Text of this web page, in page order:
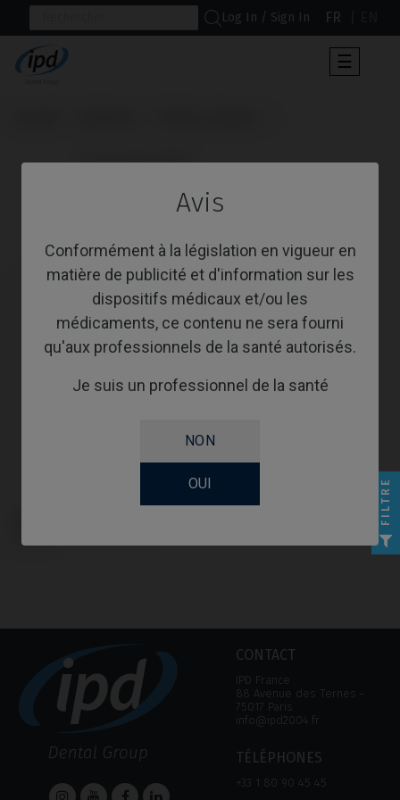
Avis
Conformément à la législation en vigueur en
matière de publicité et d'information sur les
dispositifs médicaux et/ou les
médicaments, ce contenu ne sera fourni
qu'aux professionnels de la santé autorisés.
Je suis un professionnel de la santé
NON
OUI
Log In / Sign In FR
Toggle
☰
                      Accessoires PSD
CONTACT
IPD France
88 Avenue des Ternes ‑
75017 Paris
info@ipd2004.fr
TÉLÉPHONES
+33 1 80 90 45 45
FILTRE